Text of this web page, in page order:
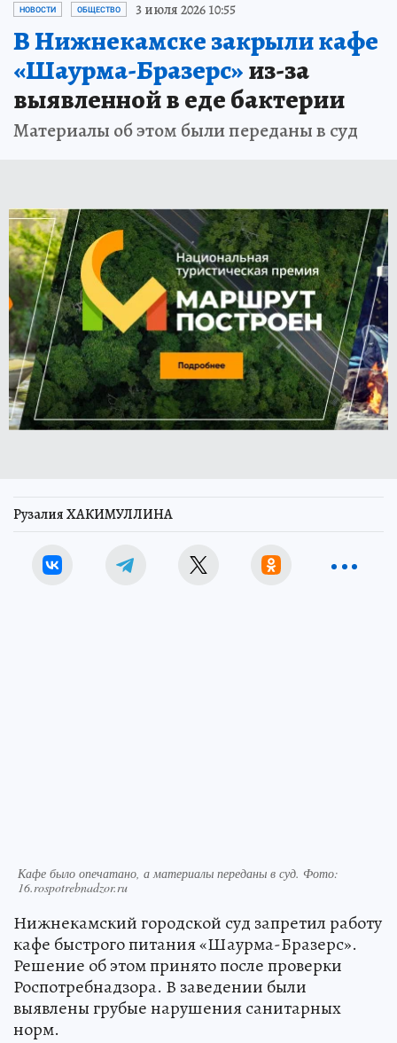
НОВОСТИ ОБЩЕСТВО 3 июля 2026 10:55
В Нижнекамске закрыли кафе
«Шаурма-Бразерс»из-за
выявленной в еде бактерии
Материалы об этом были переданы в суд
Рузалия ХАКИМУЛЛИНА
Кафе было опечатано, а материалы переданы в суд. Фото:
16.rospotrebnadzor.ru
Нижнекамский городской суд запретил работу
кафе быстрого питания «Шаурма-Бразерс».
Решение об этом принято после проверки
Роспотребнадзора. В заведении были
выявлены грубые нарушения санитарных
норм.